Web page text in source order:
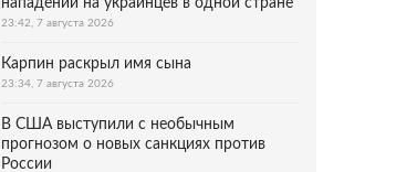
нападений на украинцев в одной стране
23:42, 7 августа 2026
Карпин раскрыл имя сына
23:34, 7 августа 2026
В США выступили с необычным
прогнозом о новых санкциях против
России